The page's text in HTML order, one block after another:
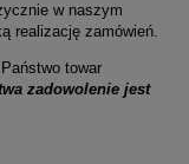
w naszym
realizację zamówień.
towar
zadowolenie jest